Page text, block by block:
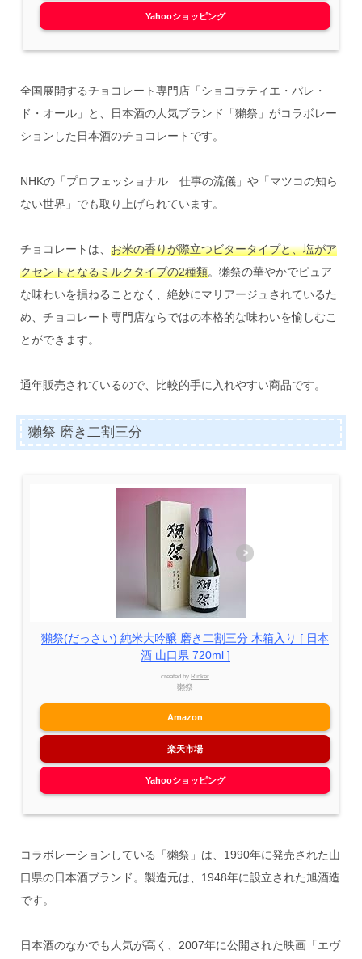
Yahooショッピング
全国展開するチョコレート専門店「ショコラティエ・パレ・
ド・オール」と、日本酒の人気ブランド「獺祭」がコラボレー
ションした日本酒のチョコレートです。
NHKの「プロフェッショナル 仕事の流儀」や「マツコの知ら
ない世界」でも取り上げられています。
チョコレートは、 お米の香りが際立つビタータイプと、塩がア
クセントとなるミルクタイプの2種類。獺祭の華やかでピュア
な味わいを損ねることなく、絶妙にマリアージュされているた
め、チョコレート専門店ならではの本格的な味わいを愉しむこ
とができます。
通年販売されているので、比較的手に入れやすい商品です。
獺祭 磨き二割三分
獺祭(だっさい) 純米大吟醸 磨き二割三分 木箱入り [ 日本
酒 山口県 720ml ]
created by Rinker
獺祭
Amazon
楽天市場
Yahooショッピング
コラボレーションしている「獺祭」は、1990年に発売された山
口県の日本酒ブランド。製造元は、1948年に設立された旭酒造
です。
日本酒のなかでも人気が高く、2007年に公開された映画「エヴ